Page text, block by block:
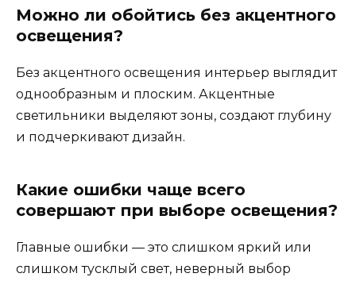
Можно ли обойтись без акцентного
освещения?
Без акцентного освещения интерьер выглядит
однообразным и плоским. Акцентные
светильники выделяют зоны, создают глубину
и подчеркивают дизайн.
Какие ошибки чаще всего
совершают при выборе освещения?
Главные ошибки — это слишком яркий или
слишком тусклый свет, неверный выбор